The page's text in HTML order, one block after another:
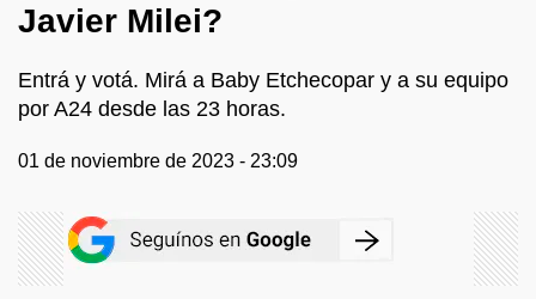
Javier Milei?
Entrá y votá. Mirá a Baby Etchecopar y a su equipo
por A24 desde las 23 horas.
01 de noviembre de 2023 - 23:09